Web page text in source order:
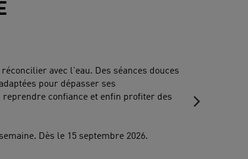
avec l'eau. Des séances douces
pour dépasser ses
reprendre confiance et enfin profiter des
Dès le 15 septembre 2026.